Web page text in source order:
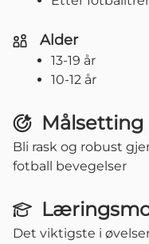
Alder
13-19 år
10-12 år
Målsetting
Bli rask og robust
fotball bevegelser
Det viktigste i